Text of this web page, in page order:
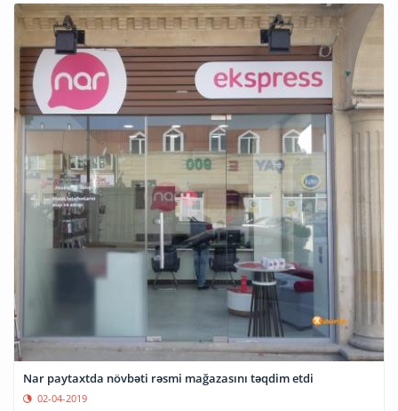
Nar paytaxtda növbəti rəsmi mağazasını təqdim etdi
02-04-2019